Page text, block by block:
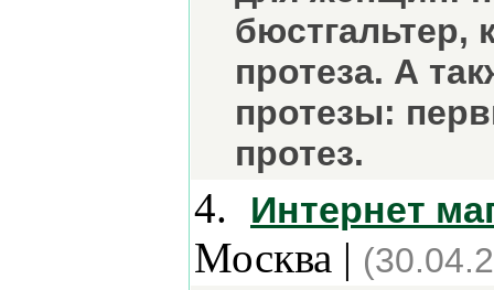
бюстгальтер,
протеза. А
протезы:
протез.
4. Интернет
Москва |